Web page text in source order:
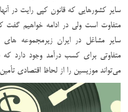
سایر کشورهایی که قانون کپی رایت در
متفاوت است ولی در ادامه خواهیم گفت
سایر مشاغل در ایران زیرمجموعه
متفاوتی برای کسب درآمد وجود دارد
می‌تواند موزیسین را از لحاظ اقتصادی تأمین